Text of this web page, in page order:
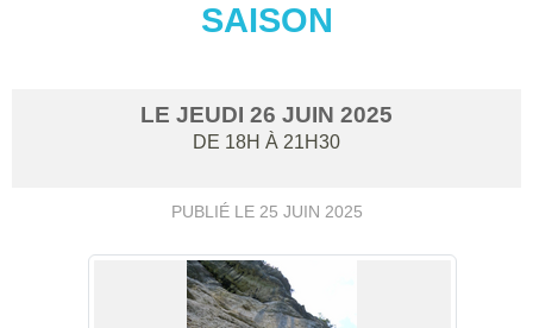
SAISON
LE JEUDI 26 JUIN 2025
DE 18H À 21H30
PUBLIÉ LE 25 JUIN 2025